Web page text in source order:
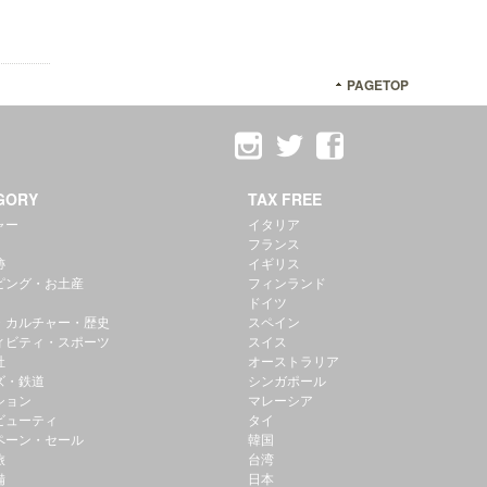
PAGETOP
ー
ング・お土産
カルチャー・歴史
ビティ・スポーツ
・鉄道
ョン
ューティ
ーン・セール
TAX FREE
イタリア
フランス
イギリス
フィンランド
ドイツ
スペイン
スイス
オーストラリア
シンガポール
マレーシア
タイ
韓国
台湾
日本